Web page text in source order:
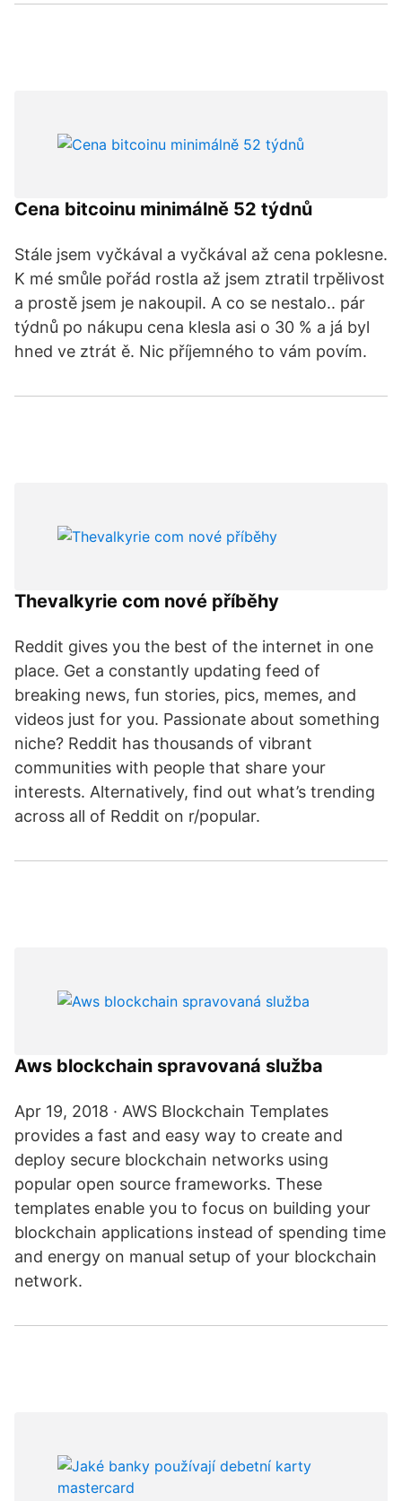
Cena bitcoinu minimálně 52 týdnů
Stále jsem vyčkával a vyčkával až cena poklesne.
K mé smůle pořád rostla až jsem ztratil trpělivost
a prostě jsem je nakoupil. A co se nestalo.. pár
týdnů po nákupu cena klesla asi o 30 % a já byl
hned ve ztrát ě. Nic příjemného to vám povím.
Thevalkyrie com nové příběhy
Reddit gives you the best of the internet in one
place. Get a constantly updating feed of
breaking news, fun stories, pics, memes, and
videos just for you. Passionate about something
niche? Reddit has thousands of vibrant
communities with people that share your
interests. Alternatively, find out what’s trending
across all of Reddit on r/popular.
Aws blockchain spravovaná služba
Apr 19, 2018 · AWS Blockchain Templates
provides a fast and easy way to create and
deploy secure blockchain networks using
popular open source frameworks. These
templates enable you to focus on building your
blockchain applications instead of spending time
and energy on manual setup of your blockchain
network.